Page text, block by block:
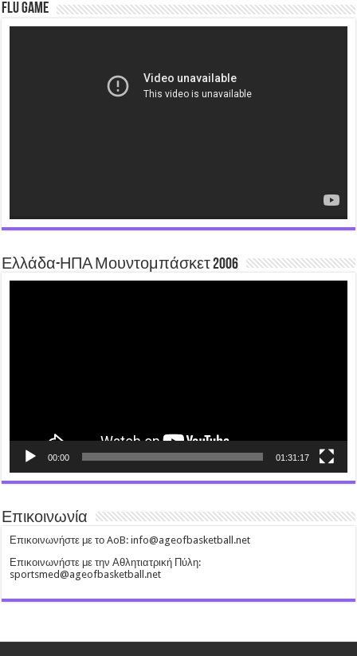
Flu Game
Ελλάδα-ΗΠΑ Μουντομπάσκετ 2006
00:00 01:31:17
Επικοινωνία
Επικοινωνήστε με το AoB: info@ageofbasketball.net
Επικοινωνήστε με την Αθλητιατρική Πύλη:
sportsmed@ageofbasketball.net